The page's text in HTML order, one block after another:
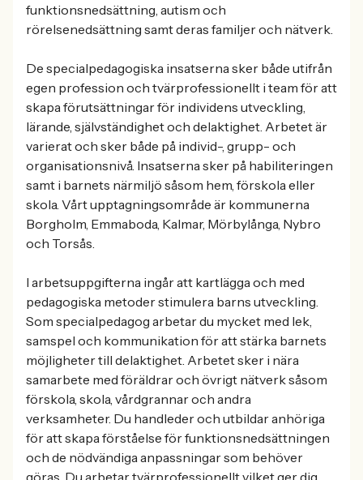
funktionsnedsättning, autism och
rörelsenedsättning samt deras familjer och nätverk.
De specialpedagogiska insatserna sker både utifrån
egen profession och tvärprofessionellt i team för att
skapa förutsättningar för individens utveckling,
lärande, självständighet och delaktighet. Arbetet är
varierat och sker både på individ-, grupp- och
organisationsnivå. Insatserna sker på habiliteringen
samt i barnets närmiljö såsom hem, förskola eller
skola. Vårt upptagningsområde är kommunerna
Borgholm, Emmaboda, Kalmar, Mörbylånga, Nybro
och Torsås.
I arbetsuppgifterna ingår att kartlägga och med
pedagogiska metoder stimulera barns utveckling.
Som specialpedagog arbetar du mycket med lek,
samspel och kommunikation för att stärka barnets
möjligheter till delaktighet. Arbetet sker i nära
samarbete med föräldrar och övrigt nätverk såsom
förskola, skola, vårdgrannar och andra
verksamheter. Du handleder och utbildar anhöriga
för att skapa förståelse för funktionsnedsättningen
och de nödvändiga anpassningar som behöver
göras. Du arbetar tvärprofessionellt vilket ger dig